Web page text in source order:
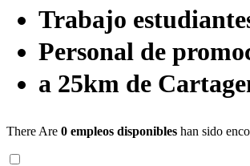
Trabajo
Personal de
a 25km de
There Are 0 empleos disponibles han sido